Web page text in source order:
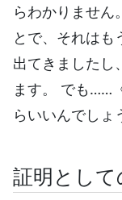
らわかりません
とで、それはも
出てきましたし
ます。 でも……
らいいんでしょ
証明とし